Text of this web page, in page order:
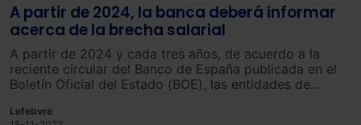
A partir de 2024, la banca deberá informar
acerca de la brecha salarial
A partir de 2024 y cada tres años, de acuerdo a la
reciente circular del Banco de España publicada en el
Boletín Oficial del Estado (BOE), las entidades de
(EFC)estar
Lefebvre